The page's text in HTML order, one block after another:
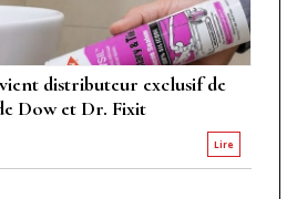
distributeur exclusif de
Dow et Dr. Fixit
Lire